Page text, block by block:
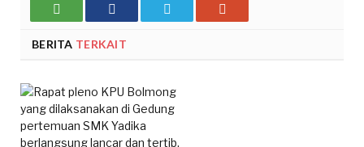
Whatsupp Facebook
BERITA TERKAIT